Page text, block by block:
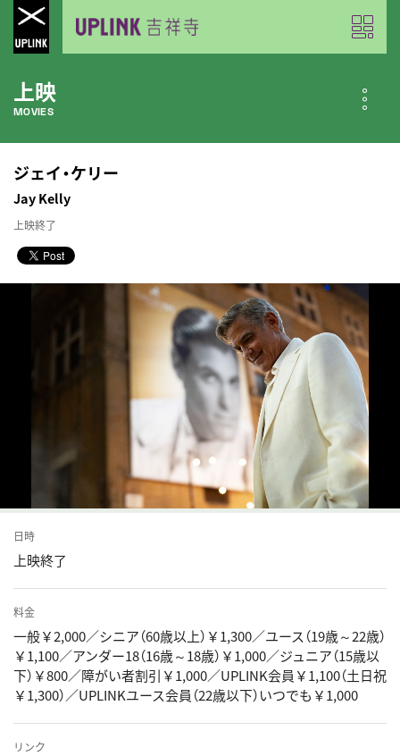
上映
MOVIES
公開中の作品
近日公開の作品
COMING SOON
今月のスケジュール
ジェイ・ケリー
Jay Kelly
上映終了
日時
上映終了
料金
一般￥2,000／シニア（60歳以上）￥1,300／ユース（19歳～22歳）
￥1,100／アンダー18（16歳～18歳）￥1,000／ジュニア（15歳以
下）￥800／障がい者割引￥1,000／UPLINK会員￥1,100（土日祝
￥1,300）／UPLINKユース会員（22歳以下）いつでも￥1,000
リンク